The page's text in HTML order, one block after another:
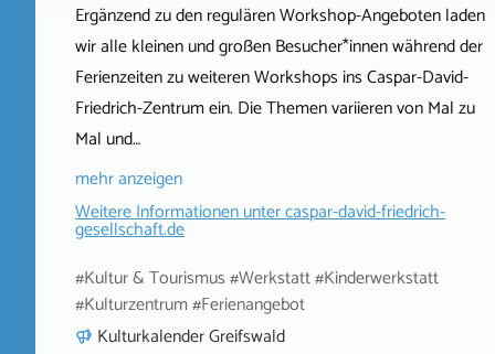
Ergänzend zu den regulären Workshop-Angeboten laden
wir alle kleinen und großen Besucher*innen während der
Ferienzeiten zu weiteren Workshops ins Caspar-David-
Friedrich-Zentrum ein. Die Themen variieren von Mal zu
Mal und…
mehr anzeigen
Weitere Informationen untercaspar-david-friedrich-
gesellschaft.de
#Kultur & Tourismus #Werkstatt #Kinderwerkstatt
#Kulturzentrum #Ferienangebot
Kulturkalender Greifswald